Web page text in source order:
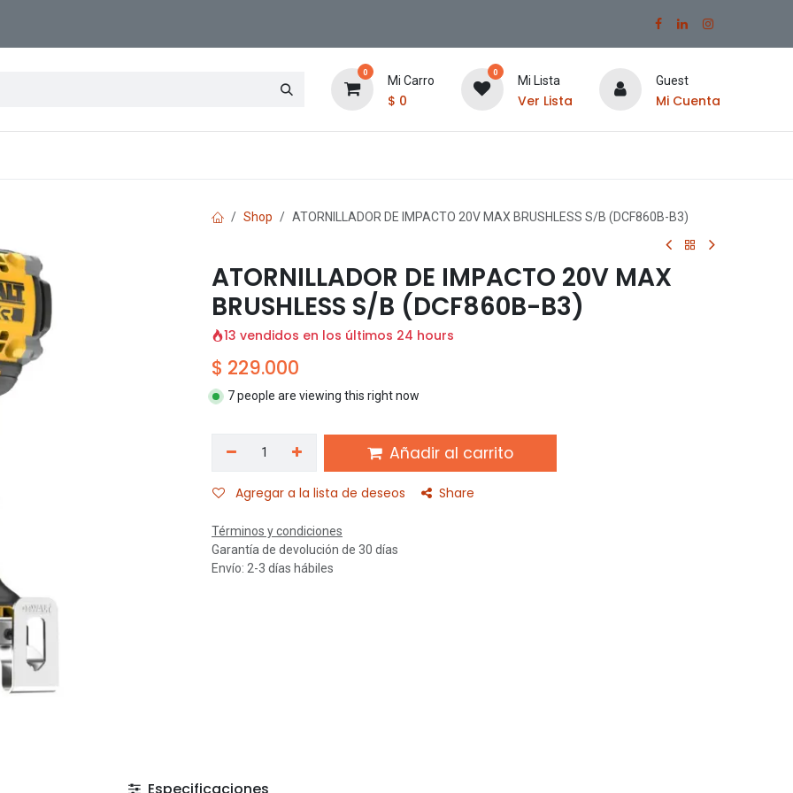
0
Mi Carro
$ 0
0
Mi Lista
Ver Lista
Guest
Mi Cuenta
Shop ATORNILLADOR DE IMPACTO 20V MAX BRUSHLESS S/B (DCF860B-B3)
ATORNILLADOR DE IMPACTO 20V MAX
BRUSHLESS S/B (DCF860B-B3)
13 vendidos en los últimos 24 hours
$ 229.000
7 people are viewing this right now
Añadir al carrito
Agregar a la lista de deseos Share
Términos y condiciones
Garantía de devolución de 30 días
Envío: 2-3 días hábiles
Especificaciones